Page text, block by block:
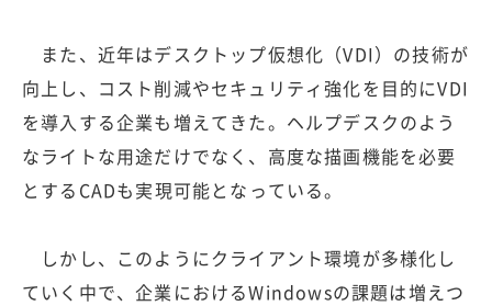
また、近年はデスクトップ仮想化（VDI）の技術が
向上し、コスト削減やセキュリティ強化を目的にVDI
を導入する企業も増えてきた。ヘルプデスクのよう
なライトな用途だけでなく、高度な描画機能を必要
とするCADも実現可能となっている。
しかし、このようにクライアント環境が多様化し
ていく中で、企業におけるWindowsの課題は増えつ